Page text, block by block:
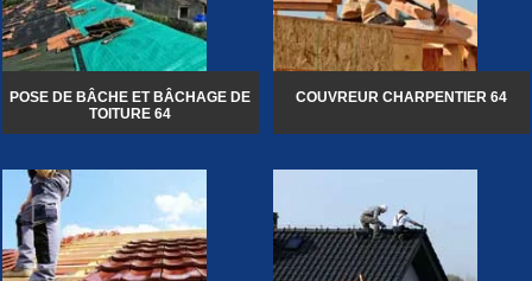
POSE DE BÂCHE ET BÂCHAGE DE
TOITURE 64
COUVREUR CHARPENTIER 64